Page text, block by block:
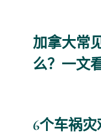
加拿大常
么？一文
6个车祸